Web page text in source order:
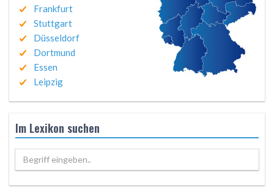
Frankfurt
Stuttgart
Düsseldorf
Dortmund
Essen
Leipzig
Im Lexikon suchen
Begriff eingeben..